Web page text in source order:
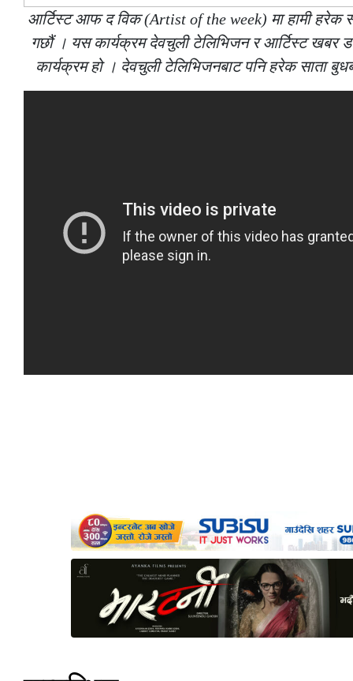
आर्टिस्ट आफ द विक (Artist of the week) मा हामी हरेक
गछौं । यस कार्यक्रम देवचुली टेलिभिजन र आर्टिस्ट खबर
कार्यक्रम हो । देवचुली टेलिभिजनबाट पनि हरेक साता